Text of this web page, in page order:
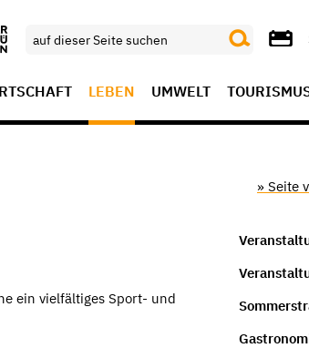
LEBEN UMWELT
» Seite
ein vielfältiges Sport- und